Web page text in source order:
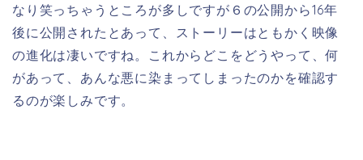
なり笑っちゃうところが多しですが６の公開から16年
後に公開されたとあって、ストーリーはともかく映像
の進化は凄いですね。これからどこをどうやって、何
があって、あんな悪に染まってしまったのかを確認す
るのが楽しみです。